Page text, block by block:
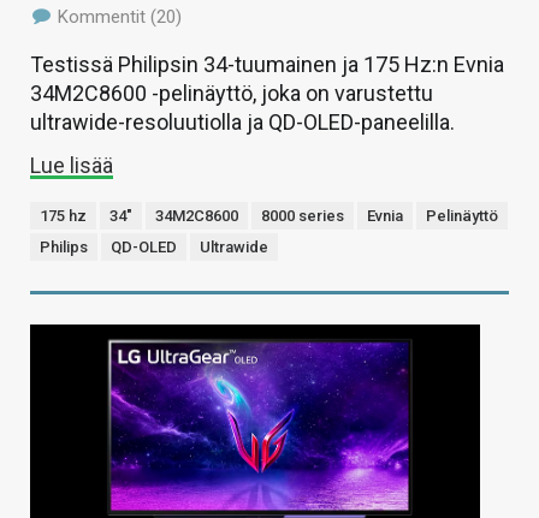
Kommentit (20)
Testissä Philipsin 34-tuumainen ja 175 Hz:n Evnia
34M2C8600 -pelinäyttö, joka on varustettu
ultrawide-resoluutiolla ja QD-OLED-paneelilla.
Lue lisää
175 hz 34" 34M2C8600 8000 series Evnia
Pelinäyttö
Philips
QD-OLED Ultrawide